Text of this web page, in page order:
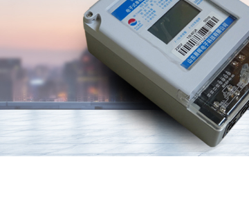
于墙体涂料研发
工程涂料、防水涂料、家具涂